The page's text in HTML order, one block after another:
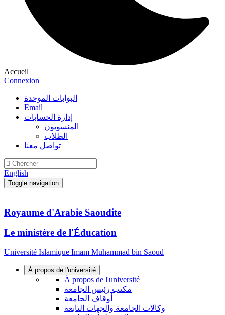
Accueil
Connexion
البوابات الموحدة
Email
إدارة الحسابات
المنسوبون
الطلاب
تواصل معنا
English
Toggle navigation
Royaume d'Arabie Saoudite
Le ministère de l'Éducation
Université Islamique Imam Muhammad bin Saoud
À propos de l'université
À propos de l'université
مكتب رئيس الجامعة
أوقاف الجامعة
وكالات الجامعة والجهات التابعة